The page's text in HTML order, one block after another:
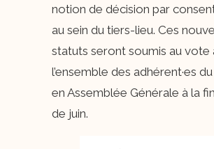
notion de décision par
au sein du tiers-lieu. Ces
statuts seront soumis au vote
l’ensemble des adhérent·es
en Assemblée Générale à la
de juin.